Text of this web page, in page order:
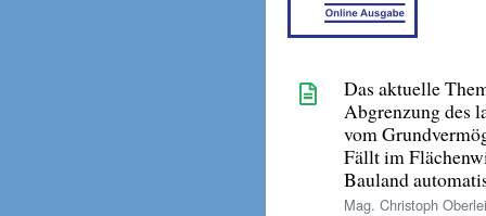
Das aktuelle
Abgrenzung des
vom
Fällt im
Bauland
Mag. Christoph